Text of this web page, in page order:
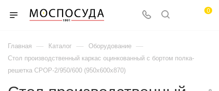
0
Главная — Каталог — Оборудование —
Стол производственный каркас оцинкованный с бортом полка-
решетка СРОР-2/950/600 (950х600х870)